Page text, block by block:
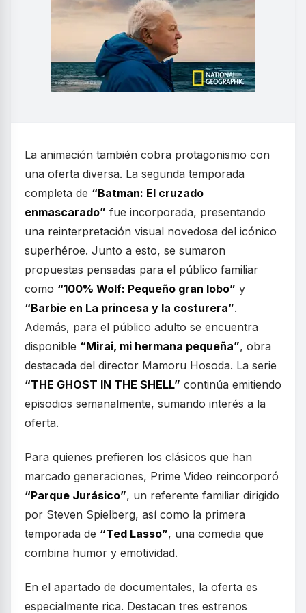
La animación también cobra protagonismo con
una oferta diversa. La segunda temporada
completa de “Batman: El cruzado
enmascarado” fue incorporada, presentando
una reinterpretación visual novedosa del icónico
superhéroe. Junto a esto, se sumaron
propuestas pensadas para el público familiar
como “100% Wolf: Pequeño gran lobo” y
“Barbie en La princesa y la costurera”.
Además, para el público adulto se encuentra
disponible “Mirai, mi hermana pequeña”, obra
destacada del director Mamoru Hosoda. La serie
“THE GHOST IN THE SHELL” continúa emitiendo
episodios semanalmente, sumando interés a la
oferta.
Para quienes prefieren los clásicos que han
marcado generaciones, Prime Video reincorporó
“Parque Jurásico”, un referente familiar dirigido
por Steven Spielberg, así como la primera
temporada de “Ted Lasso”, una comedia que
combina humor y emotividad.
En el apartado de documentales, la oferta es
especialmente rica. Destacan tres estrenos